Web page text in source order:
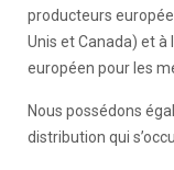
producteurs
Unis et Canada) et à
européen pour les
Nous possédons
distribution qui